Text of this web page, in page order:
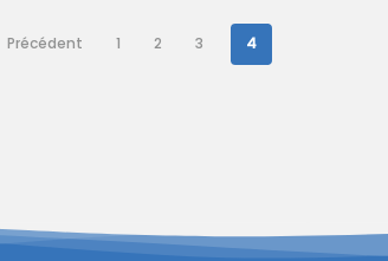
Précédent 1 2 3 4